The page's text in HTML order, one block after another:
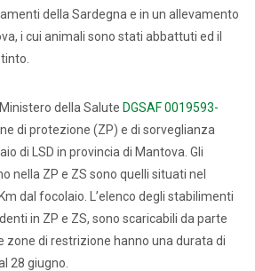
della Sardegna e in un allevamento
i cui animali sono stati abbattuti ed il
della Salute DGSAF 0019593-
di protezione (ZP) e di sorveglianza
di LSD in provincia di Mantova. Gli
nella ZP e ZS sono quelli situati nel
dal focolaio. L’elenco degli stabilimenti
in ZP e ZS, sono scaricabili da parte
zone di restrizione hanno una durata di
28 giugno.